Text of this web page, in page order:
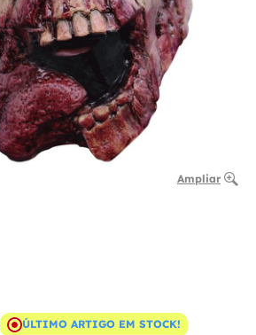
Ampliar
ÚLTIMO ARTIGO EM STOCK!